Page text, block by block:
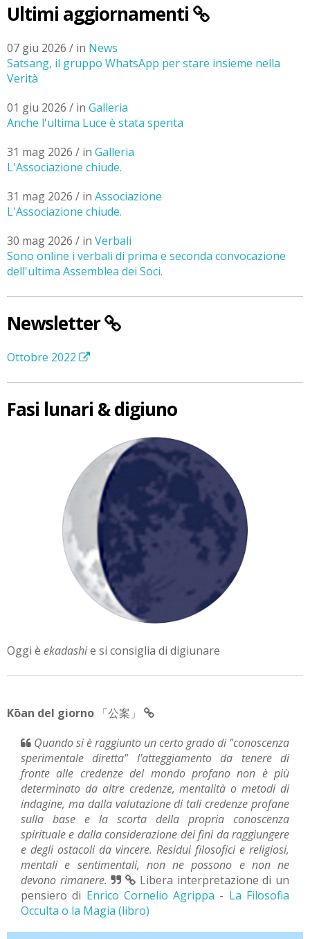
Ultimi aggiornamenti
07 giu 2026 / in News
Satsang, il gruppo WhatsApp per stare insieme nella
Verità
01 giu 2026 / in Galleria
Anche l'ultima Luce è stata spenta
31 mag 2026 / in Galleria
L'Associazione chiude.
31 mag 2026 / in Associazione
L'Associazione chiude.
30 mag 2026 / in Verbali
Sono online i verbali di prima e seconda convocazione
dell'ultima Assemblea dei Soci.
Newsletter
Ottobre 2022
Fasi lunari & digiuno
Oggi è ekadashie si consiglia di digiunare
Kōan del giorno 「公案」
Quando si è raggiunto un certo grado di "conoscenza
sperimentale diretta" l'atteggiamento da tenere di
fronte alle credenze del mondo profano non è più
determinato da altre credenze, mentalità o metodi di
indagine, ma dalla valutazione di tali credenze profane
sulla base e la scorta della propria conoscenza
spirituale e dalla considerazione dei fini da raggiungere
e degli ostacoli da vincere. Residui filosofici e religiosi,
mentali e sentimentali, non ne possono e non ne
devono rimanere.
Libera interpretazione di un
pensiero di Enrico Cornelio Agrippa - La Filosofia
Occulta o la Magia (libro)